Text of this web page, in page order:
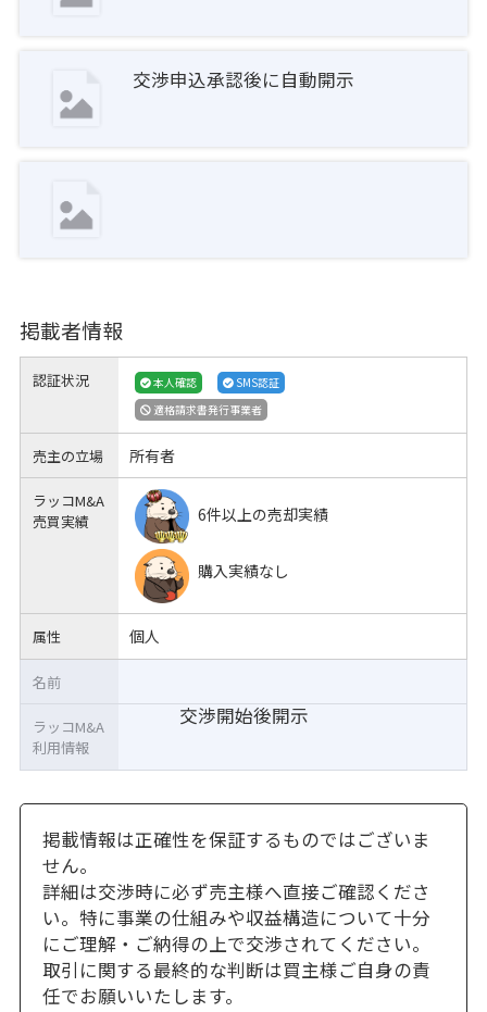
交渉申込承認後に自動開示
掲載者情報
認証状況 本人確認
SMS認証
適格請求書発行事業者
売主の立場 所有者
ラッコM&A
売買実績
6件以上の売却実績
購入実績なし
属性 個人
交渉開始後開示
名前
ラッコM&A
利用情報
掲載情報は正確性を保証するものではございま
せん。
詳細は交渉時に必ず売主様へ直接ご確認くださ
い。特に事業の仕組みや収益構造について十分
にご理解・ご納得の上で交渉されてください。
取引に関する最終的な判断は買主様ご自身の責
任でお願いいたします。